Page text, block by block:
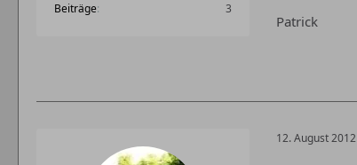
Beiträge 3
Patrick
12. August 2012